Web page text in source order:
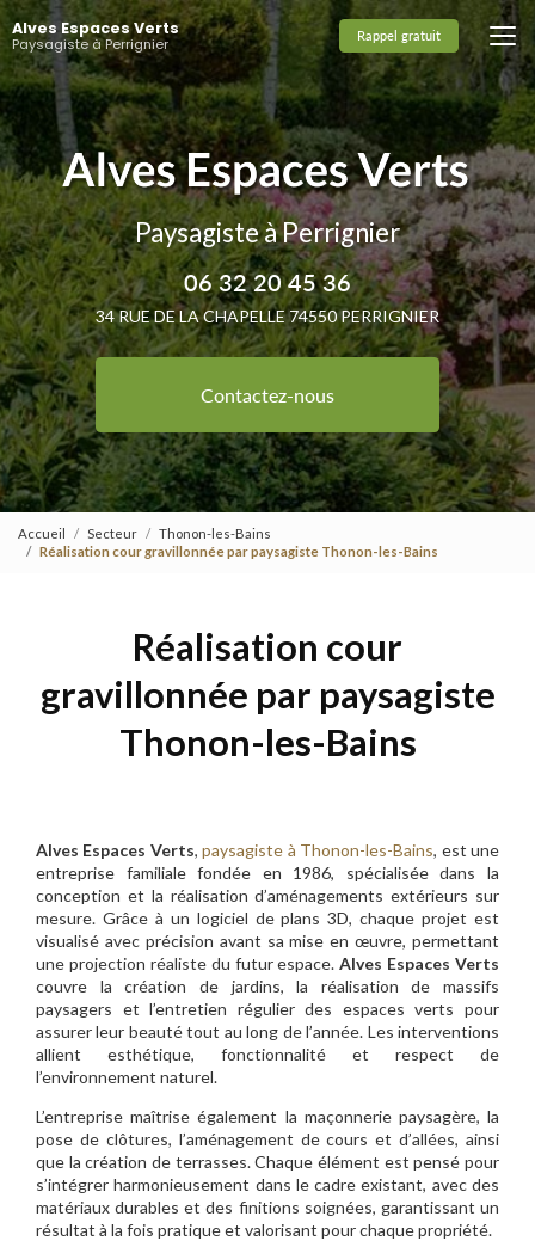
Aller
au
contenu
principal
Alves Espaces Verts
Paysagiste à Perrignier Rappel gratuit
Paysagiste à Perrignier
06 32 20 45 36
34 RUE DE LA CHAPELLE 74550 PERRIGNIER
Contactez-nous
Accueil Secteur
Thonon-les-Bains
Réalisation cour gravillonnée par paysagiste Thonon-les-Bains
Réalisation cour
gravillonnée par paysagiste
Thonon-les-Bains
Alves Espaces Verts,paysagiste à Thonon-les-Bains, est une
entreprise familiale fondée en 1986, spécialisée dans la
conception et la réalisation d’aménagements extérieurs sur
mesure. Grâce à un logiciel de plans 3D, chaque projet est
visualisé avec précision avant sa mise en œuvre, permettant
une projection réaliste du futur espace.Alves Espaces Verts
couvre la création de jardins, la réalisation de massifs
paysagers et l’entretien régulier des espaces verts pour
assurer leur beauté tout au long de l’année. Les interventions
allient esthétique, fonctionnalité et respect de
l’environnement naturel.
L’entreprise maîtrise également la maçonnerie paysagère, la
pose de clôtures, l’aménagement de cours et d’allées, ainsi
que la création de terrasses. Chaque élément est pensé pour
s’intégrer harmonieusement dans le cadre existant, avec des
matériaux durables et des finitions soignées, garantissant un
résultat à la fois pratique et valorisant pour chaque propriété.